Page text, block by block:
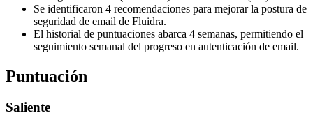
Se identificaron 4 recomendaciones para mejorar la postura de
seguridad de email de Fluidra.
El historial de puntuaciones abarca 4 semanas, permitiendo el
seguimiento semanal del progreso en autenticación de email.
Puntuación
Saliente